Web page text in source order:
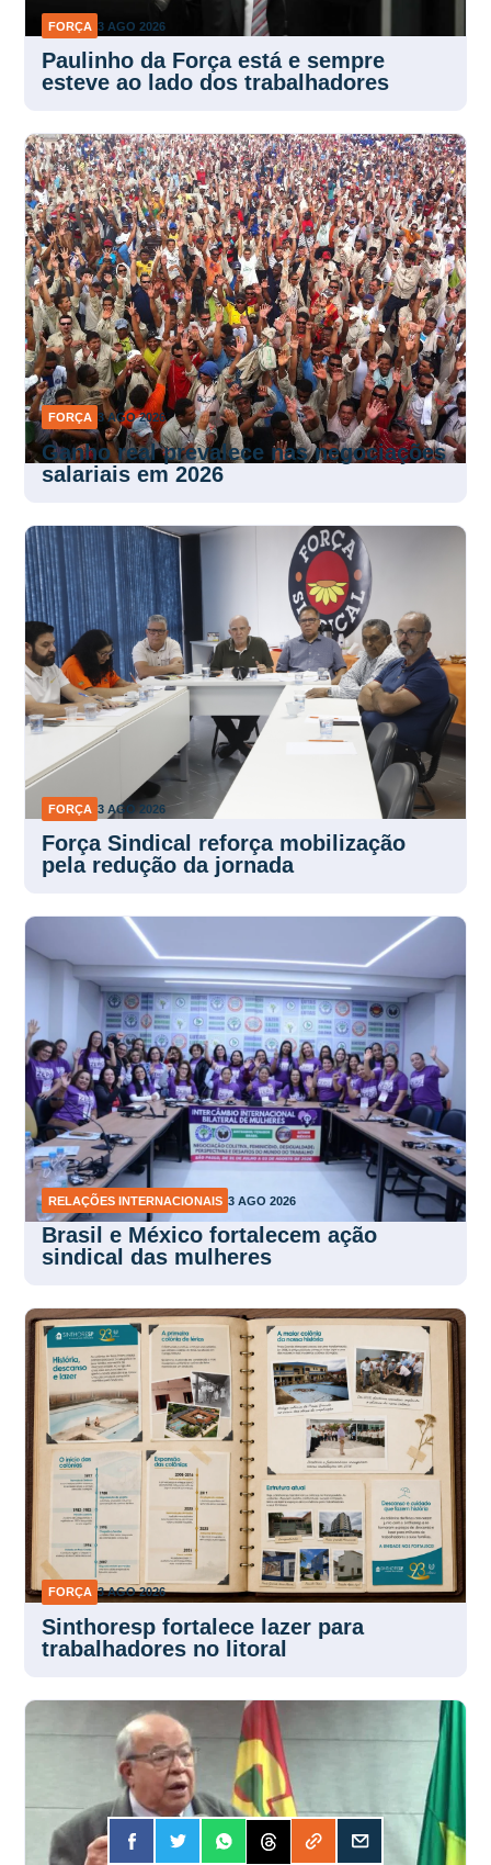
FORÇA 3 AGO 2026
Paulinho da Força está e sempre
esteve ao lado dos trabalhadores
FORÇA 3 AGO 2026
Ganho real prevalece nas negociações
salariais em 2026
FORÇA 3 AGO 2026
Força Sindical reforça mobilização
pela redução da jornada
RELAÇÕES INTERNACIONAIS 3 AGO 2026
Brasil e México fortalecem ação
sindical das mulheres
FORÇA 3 AGO 2026
Sinthoresp fortalece lazer para
trabalhadores no litoral